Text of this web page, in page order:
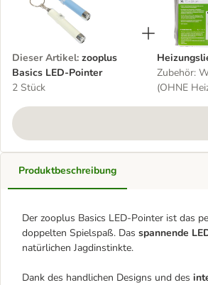
Dieser Artikel: zooplus
Basics LED-Pointer
2 Stück
Zubehör:
(OHNE
Produktbeschreibung
Der zooplus Basics LED-Pointer ist das
doppelten Spielspaß. Das spannende
natürlichen Jagdinstinkte.
Dank des handlichen Designs und des